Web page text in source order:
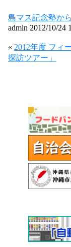
島マス記念塾か
admin 2012/10/24
« 2012年度 フィ
探訪ツアー」